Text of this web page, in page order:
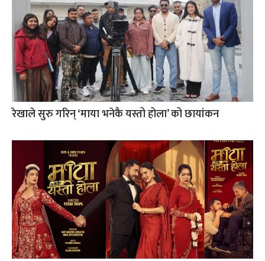
रेखाले सुरु गरिन् ‘माया भनेकै यस्तो होला’ को छायांकन